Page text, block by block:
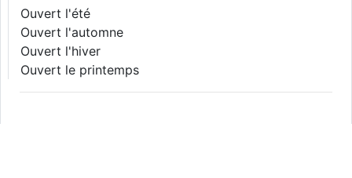
Ouvert l'été
Ouvert l'automne
Ouvert l'hiver
Ouvert le printemps